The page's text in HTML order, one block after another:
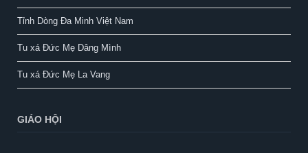
Tỉnh Dòng Đa Minh Việt Nam
Tu xá Đức Mẹ Dâng Mình
Tu xá Đức Mẹ La Vang
GIÁO HỘI